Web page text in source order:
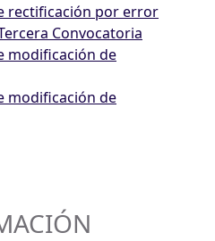
rectificación por error
Convocatoria
modificación de
modificación de